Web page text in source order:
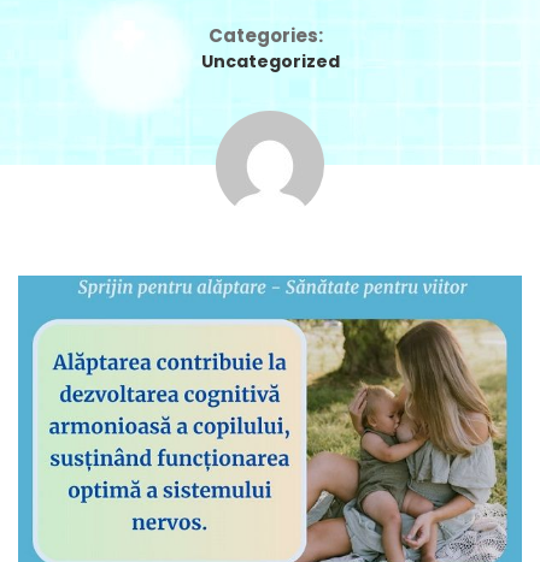
Categories:
Uncategorized